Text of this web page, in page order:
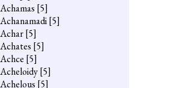
Achamas [5]
Achanamadi[5]
Achar[5]
Achates [5]
Achce [5]
Acheloidy[5]
Achelous [5]